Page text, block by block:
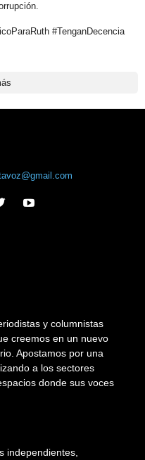
#TenganDecencia
y columnistas
creemos en un nuevo
Apostamos por una
a los sectores
donde sus voces
independientes,